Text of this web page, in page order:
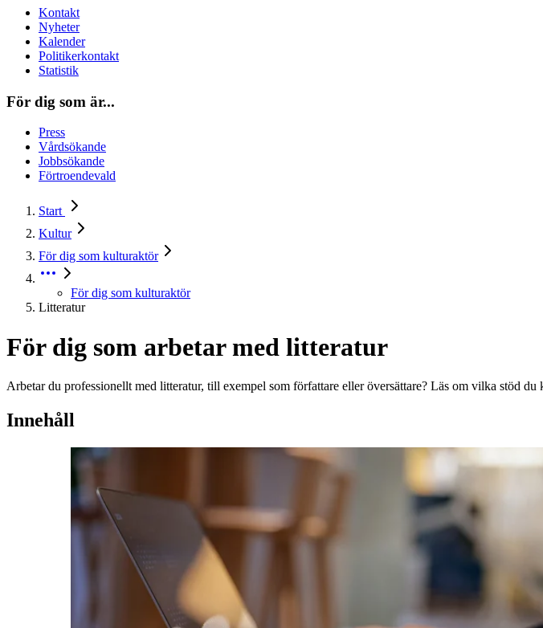
Kontakt
Nyheter
Kalender
Politikerkontakt
Statistik
För dig som är...
Press
Vårdsökande
Jobbsökande
Förtroendevald
Start
Kultur
För dig som kulturaktör
För dig som kulturaktör
Litteratur
För dig som arbetar med litteratur
Arbetar du professionellt med litteratur, till exempel som författare eller översättare? Läs om vilka stöd
Innehåll